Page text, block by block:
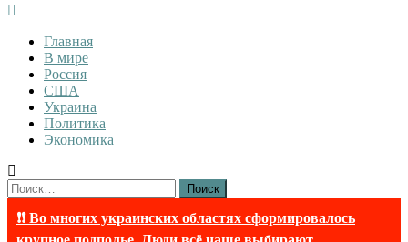
InfoRuss
InfoRuss — Новости
Главная
В мире
Россия
США
Украина
Политика
Экономика
Найти:
❗❗ Во многих украинских областях сформировалось